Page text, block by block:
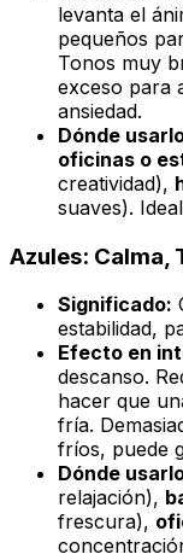
levanta el
pequeños
Tonos muy
exceso para
ansiedad.
Dónde
oficinas o
creatividad),
suaves).
Azules: Calma,
Significado:
estabilidad,
Efecto en
descanso.
hacer que
fría.
fríos, puede
Dónde
relajación),
frescura),